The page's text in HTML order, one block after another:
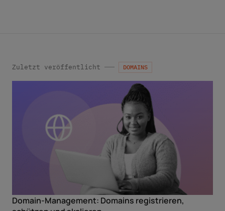
Zuletzt veröffentlicht DOMAINS
Domain-Management: Domains registrieren,